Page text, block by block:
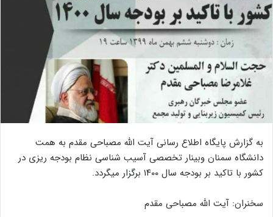
به گزارش پایگاه اطلاع رسانی آیت الله مصباحی مقدم به همت
دانشگاه سمنان وبینار تخصصی آسیب شناسی نظام بودجه ریزی در
کشور با تاکید بر بودجه سال ۱۴۰۰ برگزار میگردد.
سخنران: آیت الله مصباحی مقدم